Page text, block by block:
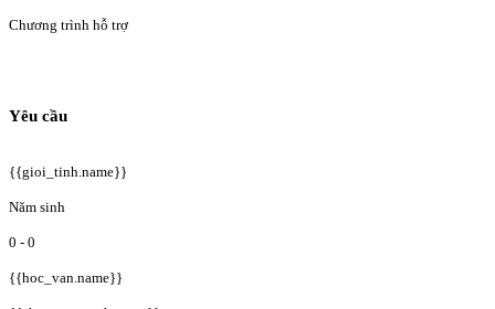
Chương trình hỗ trợ
Yêu cầu
{{gioi_tinh.name}}
Năm sinh
0 - 0
{{hoc_van.name}}